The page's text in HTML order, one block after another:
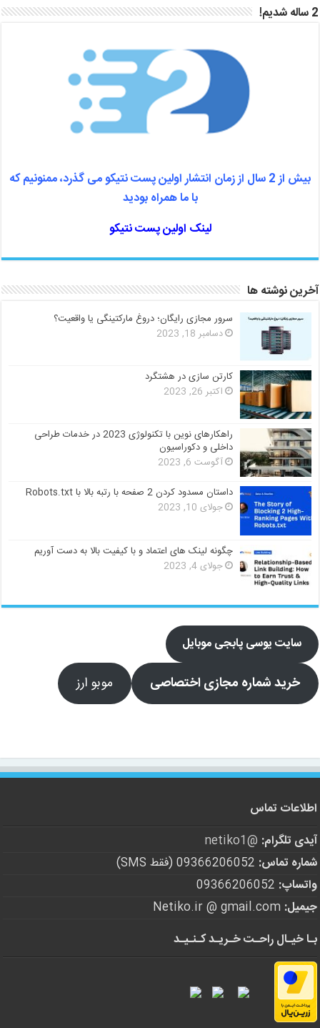
2 ساله شدیم!
بیش از 2 سال از زمان انتشار اولین پست نتیکو می گذرد، ممنونیم که
با ما همراه بودید
لینک اولین پست نتیکو
آخرین نوشته ها
سرور مجازی رایگان؛ دروغ مارکتینگی یا واقعیت؟
دسامبر 18, 2023
کارتن سازی در هشتگرد
اکتبر 26, 2023
راهکارهای نوین با تکنولوژی 2023 در خدمات طراحی
داخلی و دکوراسیون
آگوست 6, 2023
داستان مسدود کردن 2 صفحه با رتبه بالا با Robots.txt
جولای 10, 2023
چگونه لینک های اعتماد و با کیفیت بالا به دست آوریم
جولای 4, 2023
سایت یوسی پابجی موبایل
خرید شماره مجازی اختصاصی موبو ارز
اطلاعات تماس
آیدی تلگرام: @netiko1
شماره تماس:
واتساپ:
جیمیل:
بـا خیـال راحـت خـریـد کـنـیـد